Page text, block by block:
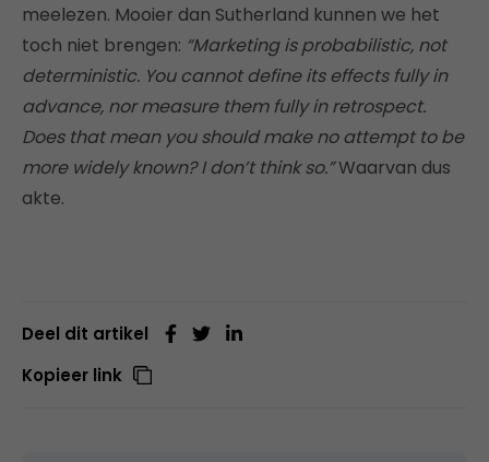
meelezen. Mooier dan Sutherland kunnen we het
toch niet brengen: “Marketing is probabilistic, not
deterministic. You cannot define its effects fully in
advance, nor measure them fully in retrospect.
Does that mean you should make no attempt to be
more widely known? I don’t think so.”Waarvan dus
akte.
Deel dit artikel
Kopieer link